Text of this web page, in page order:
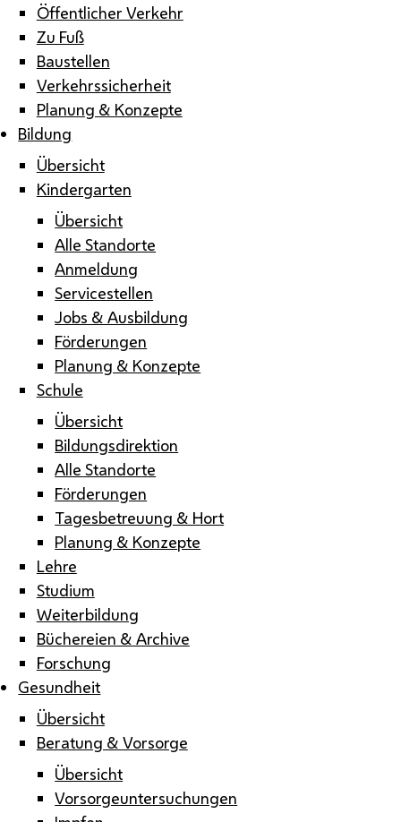
Öffentlicher Verkehr
Zu Fuß
Baustellen
Verkehrssicherheit
Planung & Konzepte
Bildung
Übersicht
Kindergarten
Übersicht
Alle Standorte
Anmeldung
Servicestellen
Jobs & Ausbildung
Förderungen
Planung & Konzepte
Schule
Übersicht
Bildungsdirektion
Alle Standorte
Förderungen
Tagesbetreuung & Hort
Planung & Konzepte
Lehre
Studium
Weiterbildung
Büchereien & Archive
Forschung
Gesundheit
Übersicht
Beratung & Vorsorge
Übersicht
Vorsorgeuntersuchungen